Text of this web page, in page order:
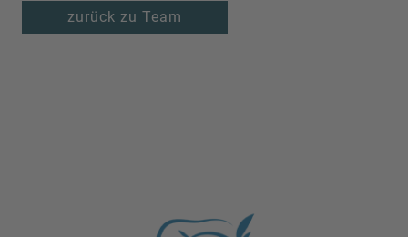
zurück zu Team